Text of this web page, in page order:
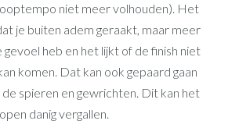
niet meer volhouden). Het
je buiten adem geraakt, maar meer
gevoel heb en het lijkt of de finish niet
komen. Dat kan ook gepaard gaan
spieren en gewrichten. Dit kan het
danig vergallen.